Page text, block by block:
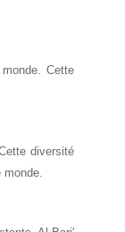
Cette
diversité